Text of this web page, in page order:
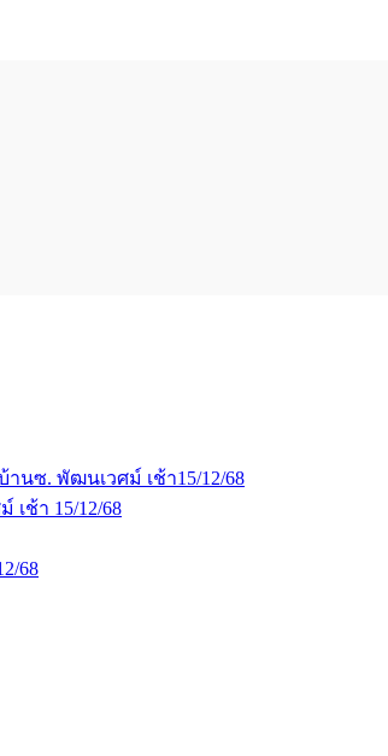
นซ. พัฒนเวศม์ เช้า15/12/68
ช้า 15/12/68
68